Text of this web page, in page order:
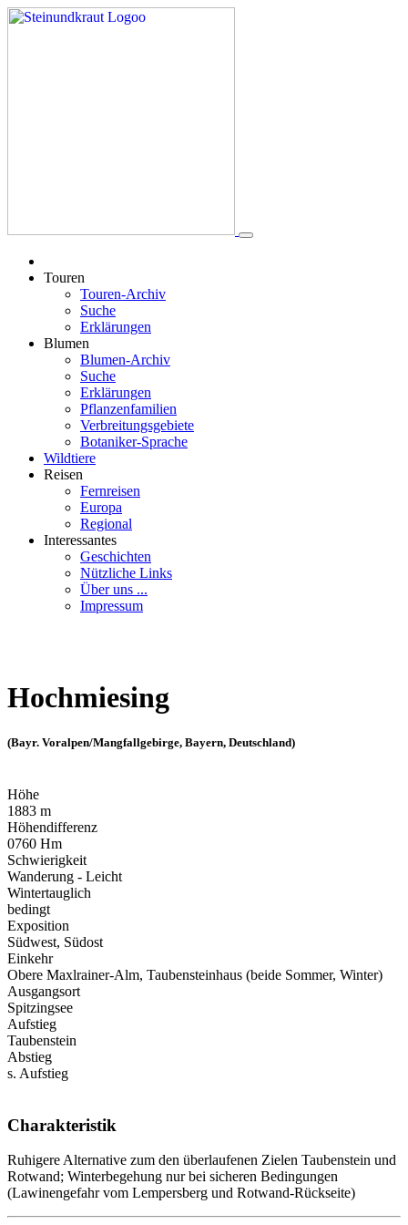
Touren
Touren-Archiv
Suche
Erklärungen
Blumen
Blumen-Archiv
Suche
Erklärungen
Pflanzenfamilien
Verbreitungsgebiete
Botaniker-Sprache
Wildtiere
Reisen
Fernreisen
Europa
Regional
Interessantes
Geschichten
Nützliche Links
Über uns ...
Impressum
Hochmiesing
(Bayr. Voralpen/Mangfallgebirge, Bayern, Deutschland)
Höhe
1883 m
Höhendifferenz
0760 Hm
Schwierigkeit
Wanderung - Leicht
Wintertauglich
bedingt
Exposition
Südwest, Südost
Einkehr
Obere Maxlrainer-Alm, Taubensteinhaus (beide Sommer, Winter)
Ausgangsort
Spitzingsee
Aufstieg
Taubenstein
Abstieg
s. Aufstieg
Charakteristik
Ruhigere Alternative zum den überlaufenen Zielen Taubenstein und
Rotwand; Winterbegehung nur bei sicheren Bedingungen
(Lawinengefahr vom Lempersberg und Rotwand-Rückseite)